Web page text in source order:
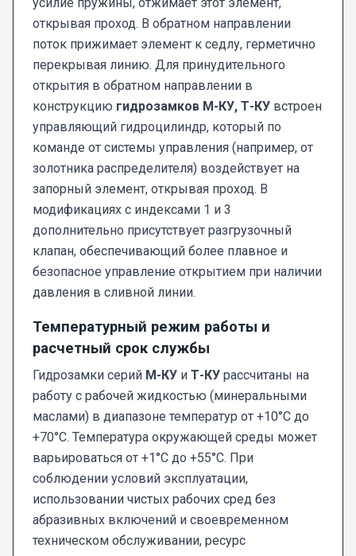
усилие пружины, отжимает этот элемент,
открывая проход. В обратном направлении
поток прижимает элемент к седлу, герметично
перекрывая линию. Для принудительного
открытия в обратном направлении в
конструкцию гидрозамков М-КУ, Т-КУ встроен
управляющий гидроцилиндр, который по
команде от системы управления (например, от
золотника распределителя) воздействует на
запорный элемент, открывая проход. В
модификациях с индексами 1 и 3
дополнительно присутствует разгрузочный
клапан, обеспечивающий более плавное и
безопасное управление открытием при наличии
давления в сливной линии.
Температурный режим работы и
расчетный срок службы
Гидрозамки серий М-КУ и Т-КУ рассчитаны на
работу с рабочей жидкостью (минеральными
маслами) в диапазоне температур от +10°C до
+70°C. Температура окружающей среды может
варьироваться от +1°C до +55°C. При
соблюдении условий эксплуатации,
использовании чистых рабочих сред без
абразивных включений и своевременном
техническом обслуживании, ресурс